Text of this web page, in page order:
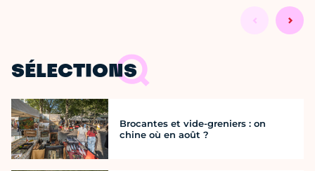
SÉLECTIONS
Brocantes et vide-greniers : on
chine où en août ?